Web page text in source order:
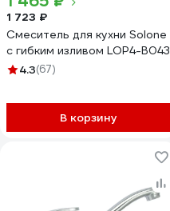
1 723 ₽
Смеситель для кухни Solone
с гибким изливом LOP4-B043
4.3(67)
В корзину